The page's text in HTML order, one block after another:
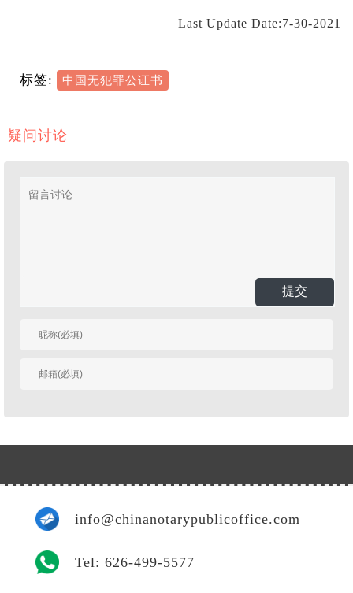
Last Update Date:7-30-2021
标签: 中国无犯罪公证书
疑问讨论
有人回复时邮件通知
我
提交
info@chinanotarypublicoffice.com
Tel: 626-499-5577